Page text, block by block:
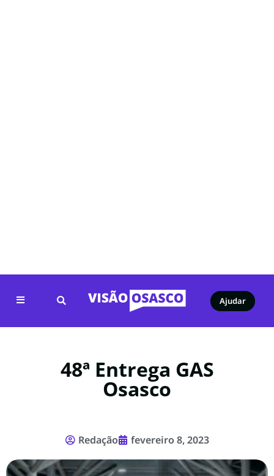
Ajudar
48ª Entrega GAS
Osasco
Redação fevereiro 8, 2023